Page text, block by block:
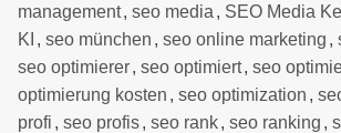
management, seo media , SEO Media
KI , seo münchen , seo online marketing ,
seo optimierer, seo optimiert, seo
optimierung kosten , seo optimization ,
profi , seo profis, seo rank, seo ranking ,